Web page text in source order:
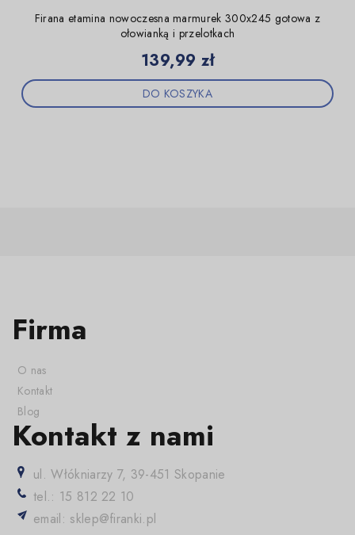
Firana etamina nowoczesna marmurek 300x245 gotowa z
ołowianką i przelotkach
Cena
139,99 zł
DO KOSZYKA
Firma
O nas
Kontakt
Blog
Kontakt z nami
ul. Włókniarzy 7, 39-451 Skopanie
tel.: 15 812 22 10
email: sklep@firanki.pl